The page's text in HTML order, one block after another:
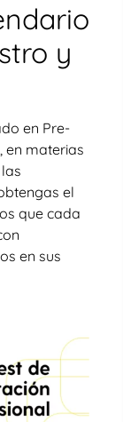
y
en Pre-
en materias
el
que cada
en sus